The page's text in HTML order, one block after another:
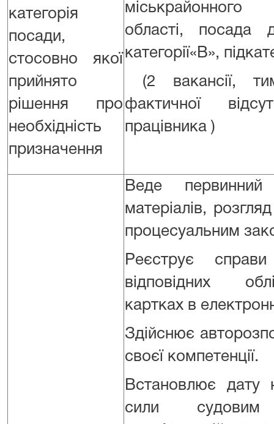
категорія
посади,
стосовно якої
прийнято
рішення про
необхідність
призначення
області, посада
категорії«В»,
(2 вакансії,
фактичної
працівника )
Веде
матеріалів,
процесуальним
Реєструє
відповідних
картках в
Здійснює
своєї компетенції.
Встановлює дату
сили